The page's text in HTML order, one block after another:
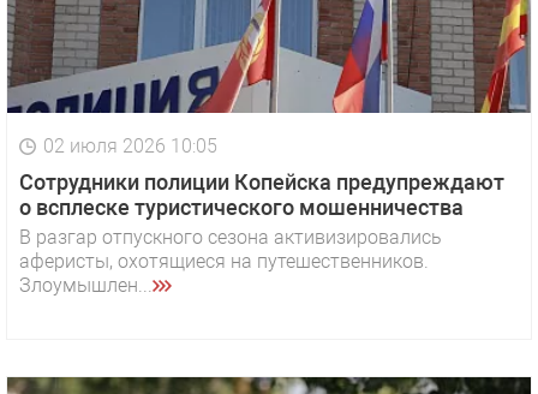
02 июля 2026 10:05
Сотрудники полиции Копейска предупреждают
о всплеске туристического мошенничества
В разгар отпускного сезона активизировались
аферисты, охотящиеся на путешественников.
Злоумышлен...